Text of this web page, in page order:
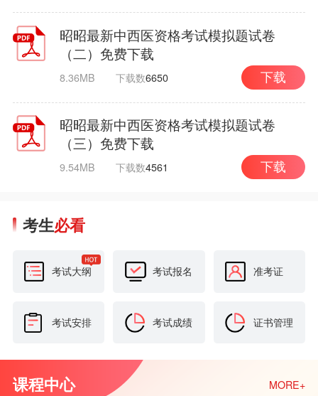
昭昭最新中西医资格考试模拟题试卷
（二）免费下载
8.36MB 下载数6650 下载
昭昭最新中西医资格考试模拟题试卷
（三）免费下载
9.54MB 下载数4561 下载
考生必看
考试大纲 考试报名 准考证
考试安排 考试成绩 证书管理
课程中心 MORE+